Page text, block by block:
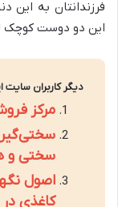
فرزندانتان به این
این دو دوست کوچک
دیگر کاربران
مرکز
سختی و
اصول
کاغذی در